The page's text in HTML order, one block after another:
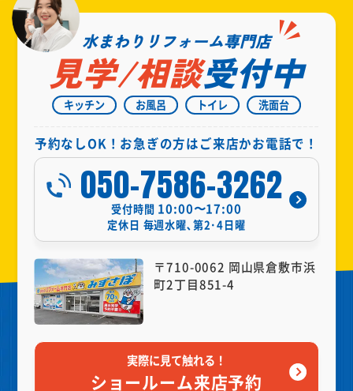
水まわりリフォーム専門店
見学/相談受付中
キッチン お風呂 トイレ 洗面台
予約なしOK！お急ぎの方はご来店かお電話で！
050-7586-3262
受付時間 10:00〜17:00
定休日 毎週水曜､第2･4日曜
〒710-0062 岡山県倉敷市浜
町2丁目851-4
実際に見て触れる！
ショールーム来店予約